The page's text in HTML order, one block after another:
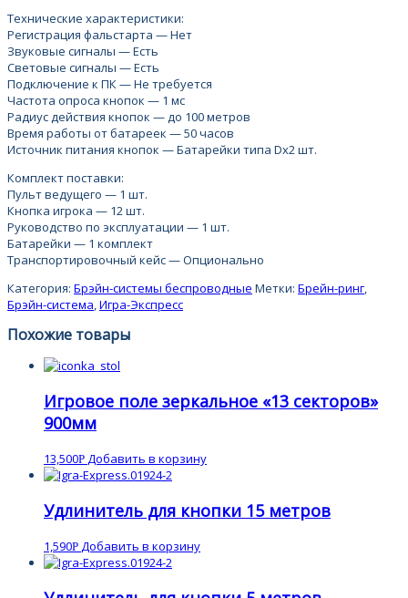
Технические характеристики:
Регистрация фальстарта — Нет
Звуковые сигналы — Есть
Световые сигналы — Есть
Подключение к ПК — Не требуется
Частота опроса кнопок — 1 мс
Радиус действия кнопок — до 100 метров
Время работы от батареек — 50 часов
Источник питания кнопок — Батарейки типа Dх2 шт.
Комплект поставки:
Пульт ведущего — 1 шт.
Кнопка игрока — 12 шт.
Руководство по эксплуатации — 1 шт.
Батарейки — 1 комплект
Транспортировочный кейс — Опционально
Категория: Брэйн-системы беспроводные Метки: Брейн-ринг,
Брэйн-система,Игра-Экспресс
Похожие товары
Игровое поле зеркальное «13 секторов»
900мм
13,500Р Добавить в корзину
Удлинитель для кнопки 15 метров
1,590Р Добавить в корзину